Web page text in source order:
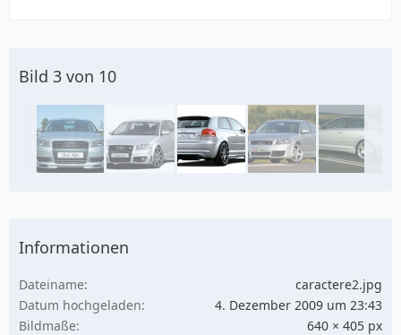
Bild 3 von 10
Informationen
Dateiname
caractere2.jpg
Datum hochgeladen
4. Dezember 2009 um 23:43
Bildmaße
640 × 405 px